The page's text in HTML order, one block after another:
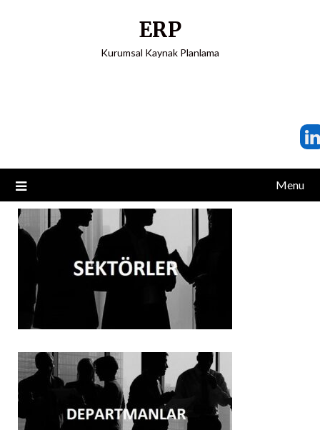
ERP
Kurumsal Kaynak Planlama
Menu